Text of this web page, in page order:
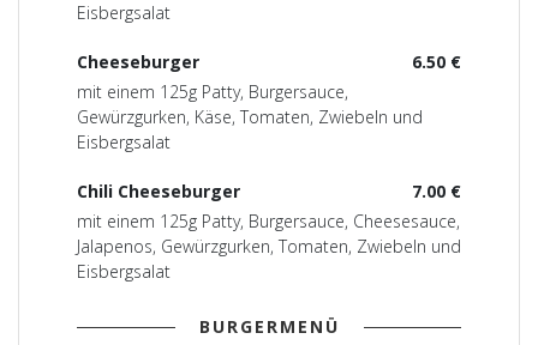
Eisbergsalat
6.50 €
Cheeseburger
mit einem 125g Patty, Burgersauce,
Gewürzgurken, Käse, Tomaten, Zwiebeln und
Eisbergsalat
7.00 €
Chili Cheeseburger
mit einem 125g Patty, Burgersauce, Cheesesauce,
Jalapenos, Gewürzgurken, Tomaten, Zwiebeln und
Eisbergsalat
BURGERMENÜ